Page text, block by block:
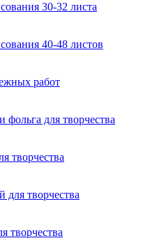
30-32 листа
40-48 листов
работ
фольга для творчества
творчества
для творчества
творчества